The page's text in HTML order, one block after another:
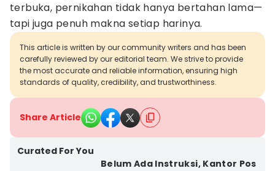
terbuka, pernikahan tidak hanya bertahan lama—
tapi juga penuh makna setiap harinya.
This article is written by our community writers and has been
carefully reviewed by our editorial team. We strive to provide
the most accurate and reliable information, ensuring high
standards of quality, credibility, and trustworthiness.
Share Article
Curated For You
Belum Ada Instruksi, Kantor Pos